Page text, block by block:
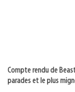
Compte rendu de
parades et le plus